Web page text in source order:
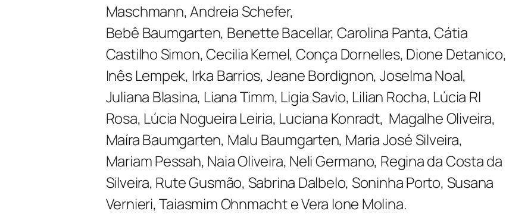
Maschmann, Andreia Schefer,
Bebê Baumgarten, Benette Bacellar, Carolina Panta, Cátia
Castilho Simon, Cecilia Kemel, Conça Dornelles, Dione Detanico,
Inês Lempek, Irka Barrios, Jeane Bordignon, Joselma Noal,
Juliana Blasina, Liana Timm, Ligia Savio, Lilian Rocha, Lúcia Rl
Rosa, Lúcia Nogueira Leiria, Luciana Konradt, Magalhe Oliveira,
Maíra Baumgarten, Malu Baumgarten, Maria José Silveira,
Mariam Pessah, Naia Oliveira, Neli Germano, Regina da Costa da
Silveira, Rute Gusmão, Sabrina Dalbelo, Soninha Porto, Susana
Vernieri, Taiasmim Ohnmacht e Vera Ione Molina.